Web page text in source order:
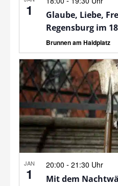
1
Glaube, Liebe,
Regensburg im
Brunnen am Haidplatz
JAN
1
20:00 - 21:30 Uhr
Mit dem